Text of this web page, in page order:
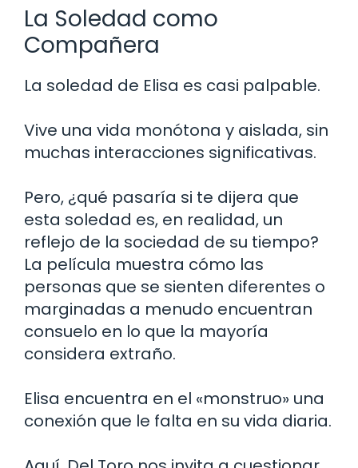
La Soledad como
Compañera
La soledad de Elisa es casi palpable.
Vive una vida monótona y aislada, sin
muchas interacciones significativas.
Pero, ¿qué pasaría si te dijera que
esta soledad es, en realidad, un
reflejo de la sociedad de su tiempo?
La película muestra cómo las
personas que se sienten diferentes o
marginadas a menudo encuentran
consuelo en lo que la mayoría
considera extraño.
Elisa encuentra en el «monstruo» una
conexión que le falta en su vida diaria.